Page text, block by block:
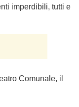
imperdibili, tutti e
Comunale, il